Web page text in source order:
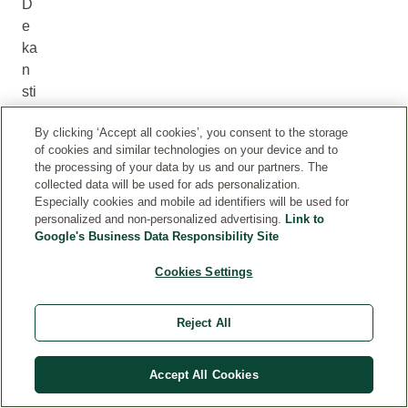
D
e
ka
n
sti
nn
et,
ed
en
ns
By clicking ‘Accept all cookies’, you consent to the storage
of cookies and similar technologies on your device and to
the processing of your data by us and our partners. The
collected data will be used for ads personalization.
Especially cookies and mobile ad identifiers will be used for
personalized and non-personalized advertising. Link to
Google's Business Data Responsibility Site
Cookies Settings
Reject All
Accept All Cookies